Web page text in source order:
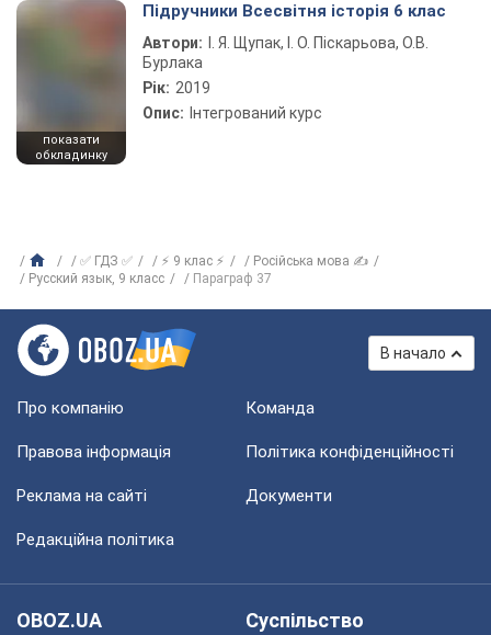
показати
обкладинку
Підручники Всесвітня історія 6 клас
Автори:
І. Я. Щупак, І. О. Піскарьова, О.В.
Бурлака
Рік: 2019
Опис: Інтегрований курс
✅ ГДЗ ✅ ⚡ 9 клас ⚡
Російська мова ✍
Русский язык, 9 класс
Параграф 37
В начало
Про компанію Команда
Правова інформація Політика конфіденційності
Реклама на сайті Документи
Редакційна політика
OBOZ.UA
Суспільство